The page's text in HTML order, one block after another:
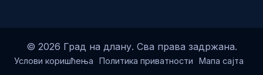
© 2026 Град на длану. Сва права задржана.
Услови коришћења Политика приватности Мапа сајта